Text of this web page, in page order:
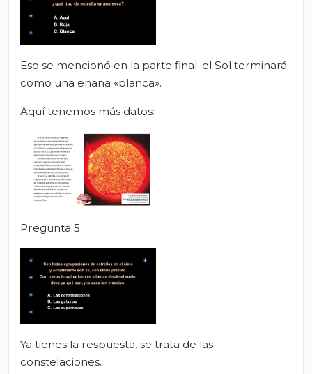
Eso se mencionó en la parte final: el Sol terminará
como una enana «blanca».
Aquí tenemos más datos:
Pregunta 5
Ya tienes la respuesta, se trata de las
constelaciones.